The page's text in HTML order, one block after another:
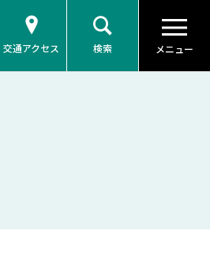
交通アクセス 検索 メニュー